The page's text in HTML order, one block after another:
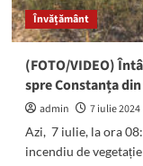
Învățământ
(FOTO/VIDEO)
spre Constanța
admin
7 iulie 2024
Azi, 7 iulie, la ora
incendiu de